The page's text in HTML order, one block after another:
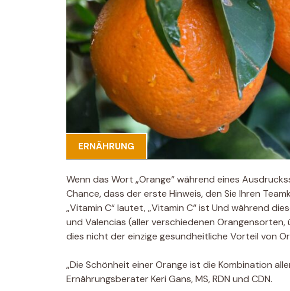
ERNÄHRUNG
Wenn das Wort „Orange“ während eines
Chance, dass der erste Hinweis, den Sie Ihren
„Vitamin C“ lautet, „Vitamin C“ ist Und während
und Valencias (aller verschiedenen
dies nicht der einzige gesundheitliche Vorteil von
„Die Schönheit einer Orange ist die Kombination
Ernährungsberater Keri Gans, MS, RDN und CDN.